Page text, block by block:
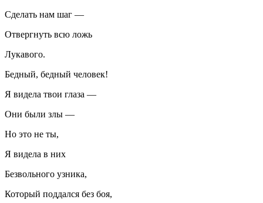
Сделать нам шаг —
Отвергнуть всю ложь
Лукавого.
Бедный, бедный человек!
Я видела твои глаза —
Они были злы —
Но это не ты,
Я видела в них
Безвольного узника,
Который поддался без боя,